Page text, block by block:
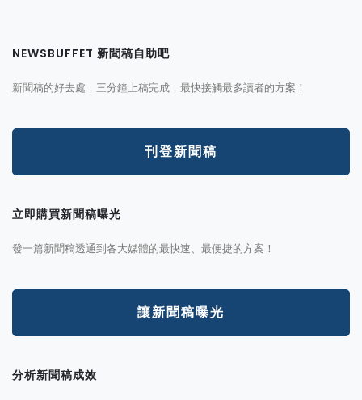
NEWSBUFFET 新聞稿自助吧
新聞稿的好去處，三分鐘上稿完成，最快接觸最多讀者的方案！
刊登新聞稿
立即購買新聞稿曝光
發一篇新聞稿透通到各大媒體的最快速、最便捷的方案！
讓新聞稿曝光
分析新聞稿成效